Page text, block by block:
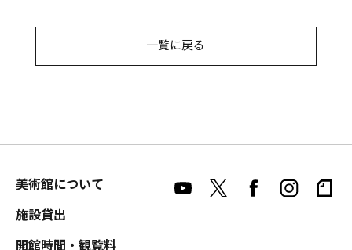
一覧に戻る
美術館について
施設貸出
開館時間・観覧料